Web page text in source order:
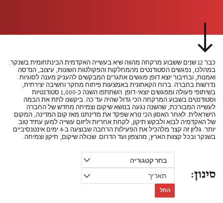
כבר 12 שנים ששבוע מרקחה מהווה שיא בעשייה האקדמית הבינתחומית בשנקר.
במהלכו, נפגשים הסטודנטים מהמחלקות והפקולטות השונות, עיצוב, הנדסה
ואמנות, ובחיבור יוצא דופן פוגשים אתגרים המבקשים להעניק מענה לסוגיות
נדרשות בחברה. ברוח הקאתונית באמצעות פיתוח מחקר וחשיבה יצירתית,
בשיתופי פעולה ומפגשים יוצאי-דופן. השתתפו השנה כ-1,000 סטודנטיות
וסטודנטים בשבוע המרקחה הכי גדול שהיה עד כה. ביקשנו לתת את הבמה
לעשייה המבורכת, שהשנה נגעה בנושא שיקום וצמיחה מחדש של החברה
הישראלית. לאחר האסון הכי נורא שפקד את מדינתנו מאז קום המדינה, המקום
של האקדמיה לבוא ולבקש תיקון, לקחת אחריות וליזום עשייה למען עתיד טוב
יותר. גליון זה קצר מלהכיל את הפעילות הרחבה שבוצעה ב-4 ימים אינטנסיביים
בשנקר ובכל קצוות הארץ, מהצפון ועד הדרום. שכולה שיקום, תיקון וצמיחה.
סינון:
החל